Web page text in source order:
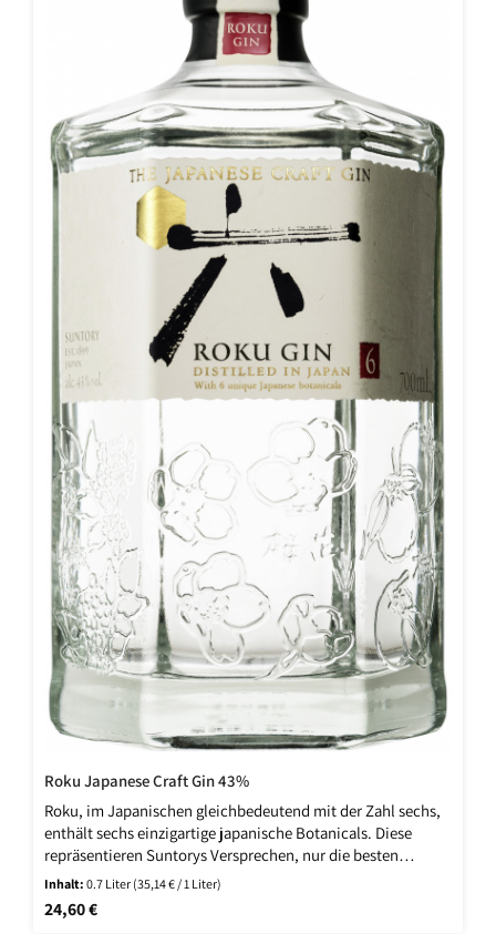
Roku Japanese Craft Gin 43%
Roku, im Japanischen gleichbedeutend mit der Zahl sechs,
enthält sechs einzigartige japanische Botanicals. Diese
repräsentieren Suntorys Versprechen, nur die besten
Zutaten zu verwenden, die aus den besten Anbaugebieten
Japans stammen. In japanischer Handwerkstradition, mit
größter Sorgfalt und viel Liebe zum Detail entsteht dieser
Inhalt:0.7 Liter (35,14 € / 1 Liter)
Regulärer Preis:
24,60 €